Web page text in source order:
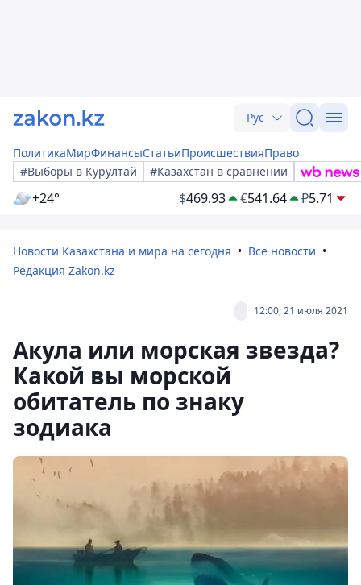
Рус
ПолитикаМирФинансыСтатьиПроисшествияПраво
#Выборы в Курултай
#Казахстан в сравнении
+24° $469.93 €541.64 ₽5.71
Новости Казахстана и мира на сегодня
Все новости
Редакция Zakon.kz
12:00, 21 июля 2021
Акула или морская звезда?
Какой вы морской
обитатель по знаку
зодиака